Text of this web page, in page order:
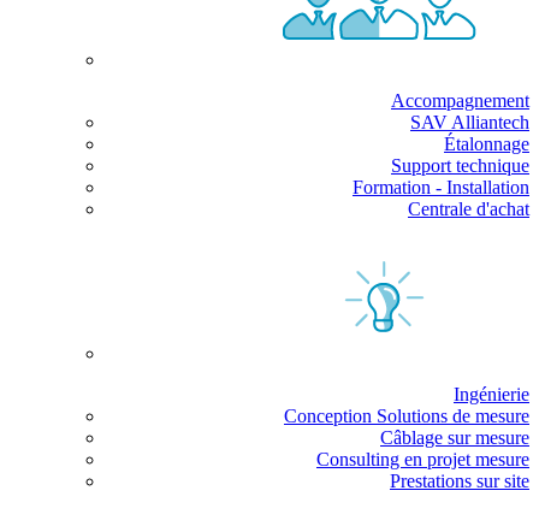
Accompagnement
SAV Alliantech
Étalonnage
Support technique
Formation - Installation
Centrale d'achat
Ingénierie
Conception Solutions de mesure
Câblage sur mesure
Consulting en projet mesure
Prestations sur site